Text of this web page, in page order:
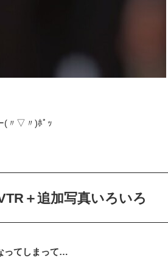
(〃▽〃)ﾎﾟｯ
＋追加写真いろいろ
ってしまって…